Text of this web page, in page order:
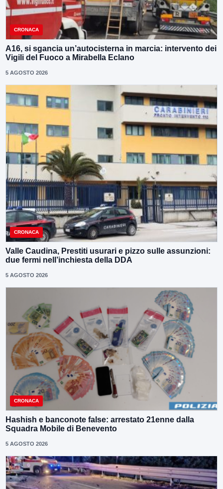
CRONACA
A16, si sgancia un’autocisterna in marcia: intervento dei
Vigili del Fuoco a Mirabella Eclano
5 AGOSTO 2026
CRONACA
Valle Caudina, Prestiti usurari e pizzo sulle assunzioni:
due fermi nell’inchiesta della DDA
5 AGOSTO 2026
CRONACA
Hashish e banconote false: arrestato 21enne dalla
Squadra Mobile di Benevento
5 AGOSTO 2026